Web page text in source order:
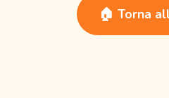
🏠 Torna